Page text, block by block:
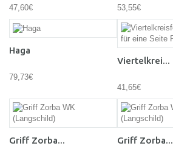
47,60€ 53,55€
Haga
79,73€
Viertelkrei...
41,65€
Griff Zorba... Griff Zorba...